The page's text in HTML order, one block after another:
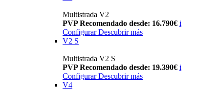
Multistrada V2
PVP Recomendado desde: 16.790€ i
Configurar Descubrir más
V2 S
Multistrada V2 S
PVP Recomendado desde: 19.390€ i
Configurar Descubrir más
V4